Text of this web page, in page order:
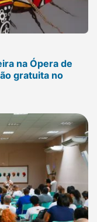
na Ópera de
gratuita no